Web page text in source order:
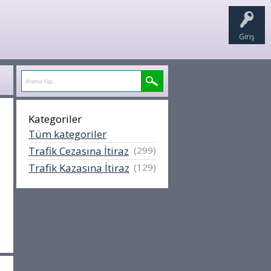
Giriş
Kategoriler
Tüm kategoriler
Trafik Cezasına İtiraz (299)
Trafik Kazasına İtiraz (129)